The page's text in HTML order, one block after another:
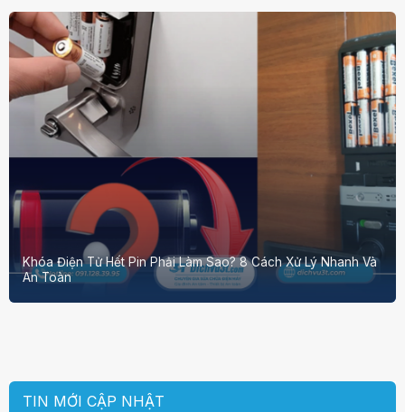
Khóa Điện Tử Hết Pin Phải Làm Sao? 8 Cách Xử Lý Nhanh Và
An Toàn
TIN MỚI CẬP NHẬT